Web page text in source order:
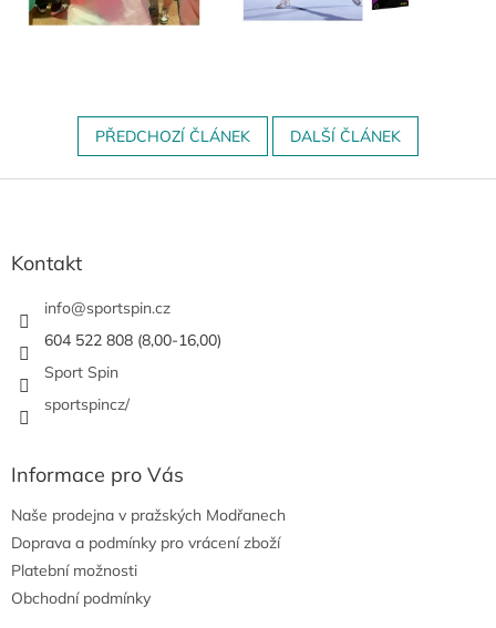
PŘEDCHOZÍ ČLÁNEK DALŠÍ ČLÁNEK
Z
Kontakt
info@sportspin.cz
604 522 808 (8,00-16,00)
Sport Spin
sportspincz/
Informace pro Vás
Naše prodejna v pražských Modřanech
Doprava a podmínky pro vrácení zboží
Platební možnosti
Obchodní podmínky